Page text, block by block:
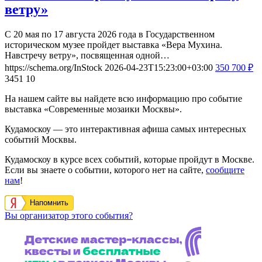
ветру»
С 20 мая по 17 августа 2026 года в Государственном
историческом музее пройдет выставка «Вера Мухина.
Навстречу ветру», посвященная одной…
https://schema.org/InStock 2026-04-23T15:23:00+03:00 350 700 ₽
3451 10
На нашем сайте вы найдете всю информацию про событие
выставка «Современные мозаики Москвы».
Кудамоскоу — это интерактивная афиша самых интересных
событий Москвы.
Кудамоскоу в курсе всех событий, которые пройдут в Москве.
Если вы знаете о событии, которого нет на сайте, сообщите
нам!
Напомнить
Вы организатор этого события?